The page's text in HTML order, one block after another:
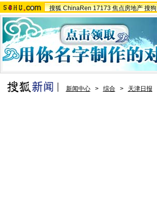
搜狐 ChinaRen 17173 焦点房地产 搜狗
新闻中心 > 综合 > 天津日报